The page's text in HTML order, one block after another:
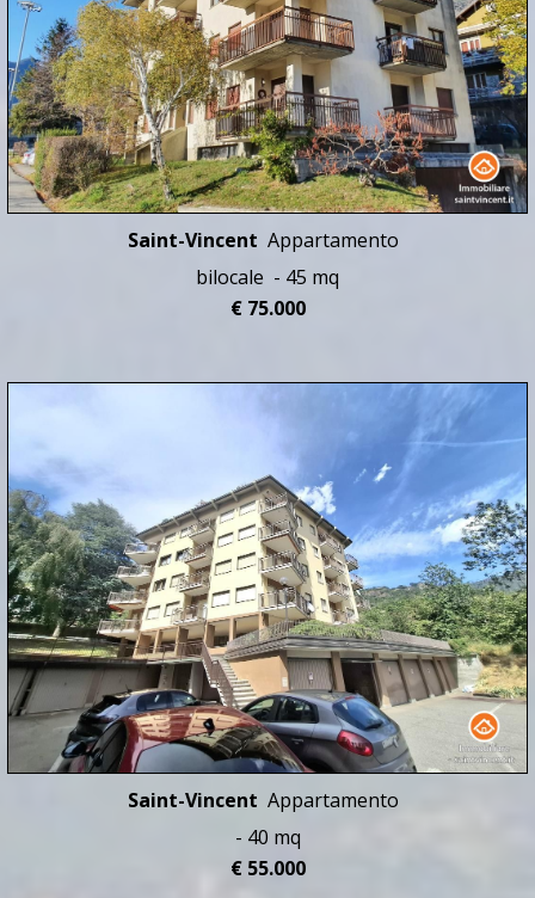
Saint-Vincent Appartamento
bilocale - 45 mq
€ 75.000
Saint-Vincent Appartamento
- 40 mq
€ 55.000